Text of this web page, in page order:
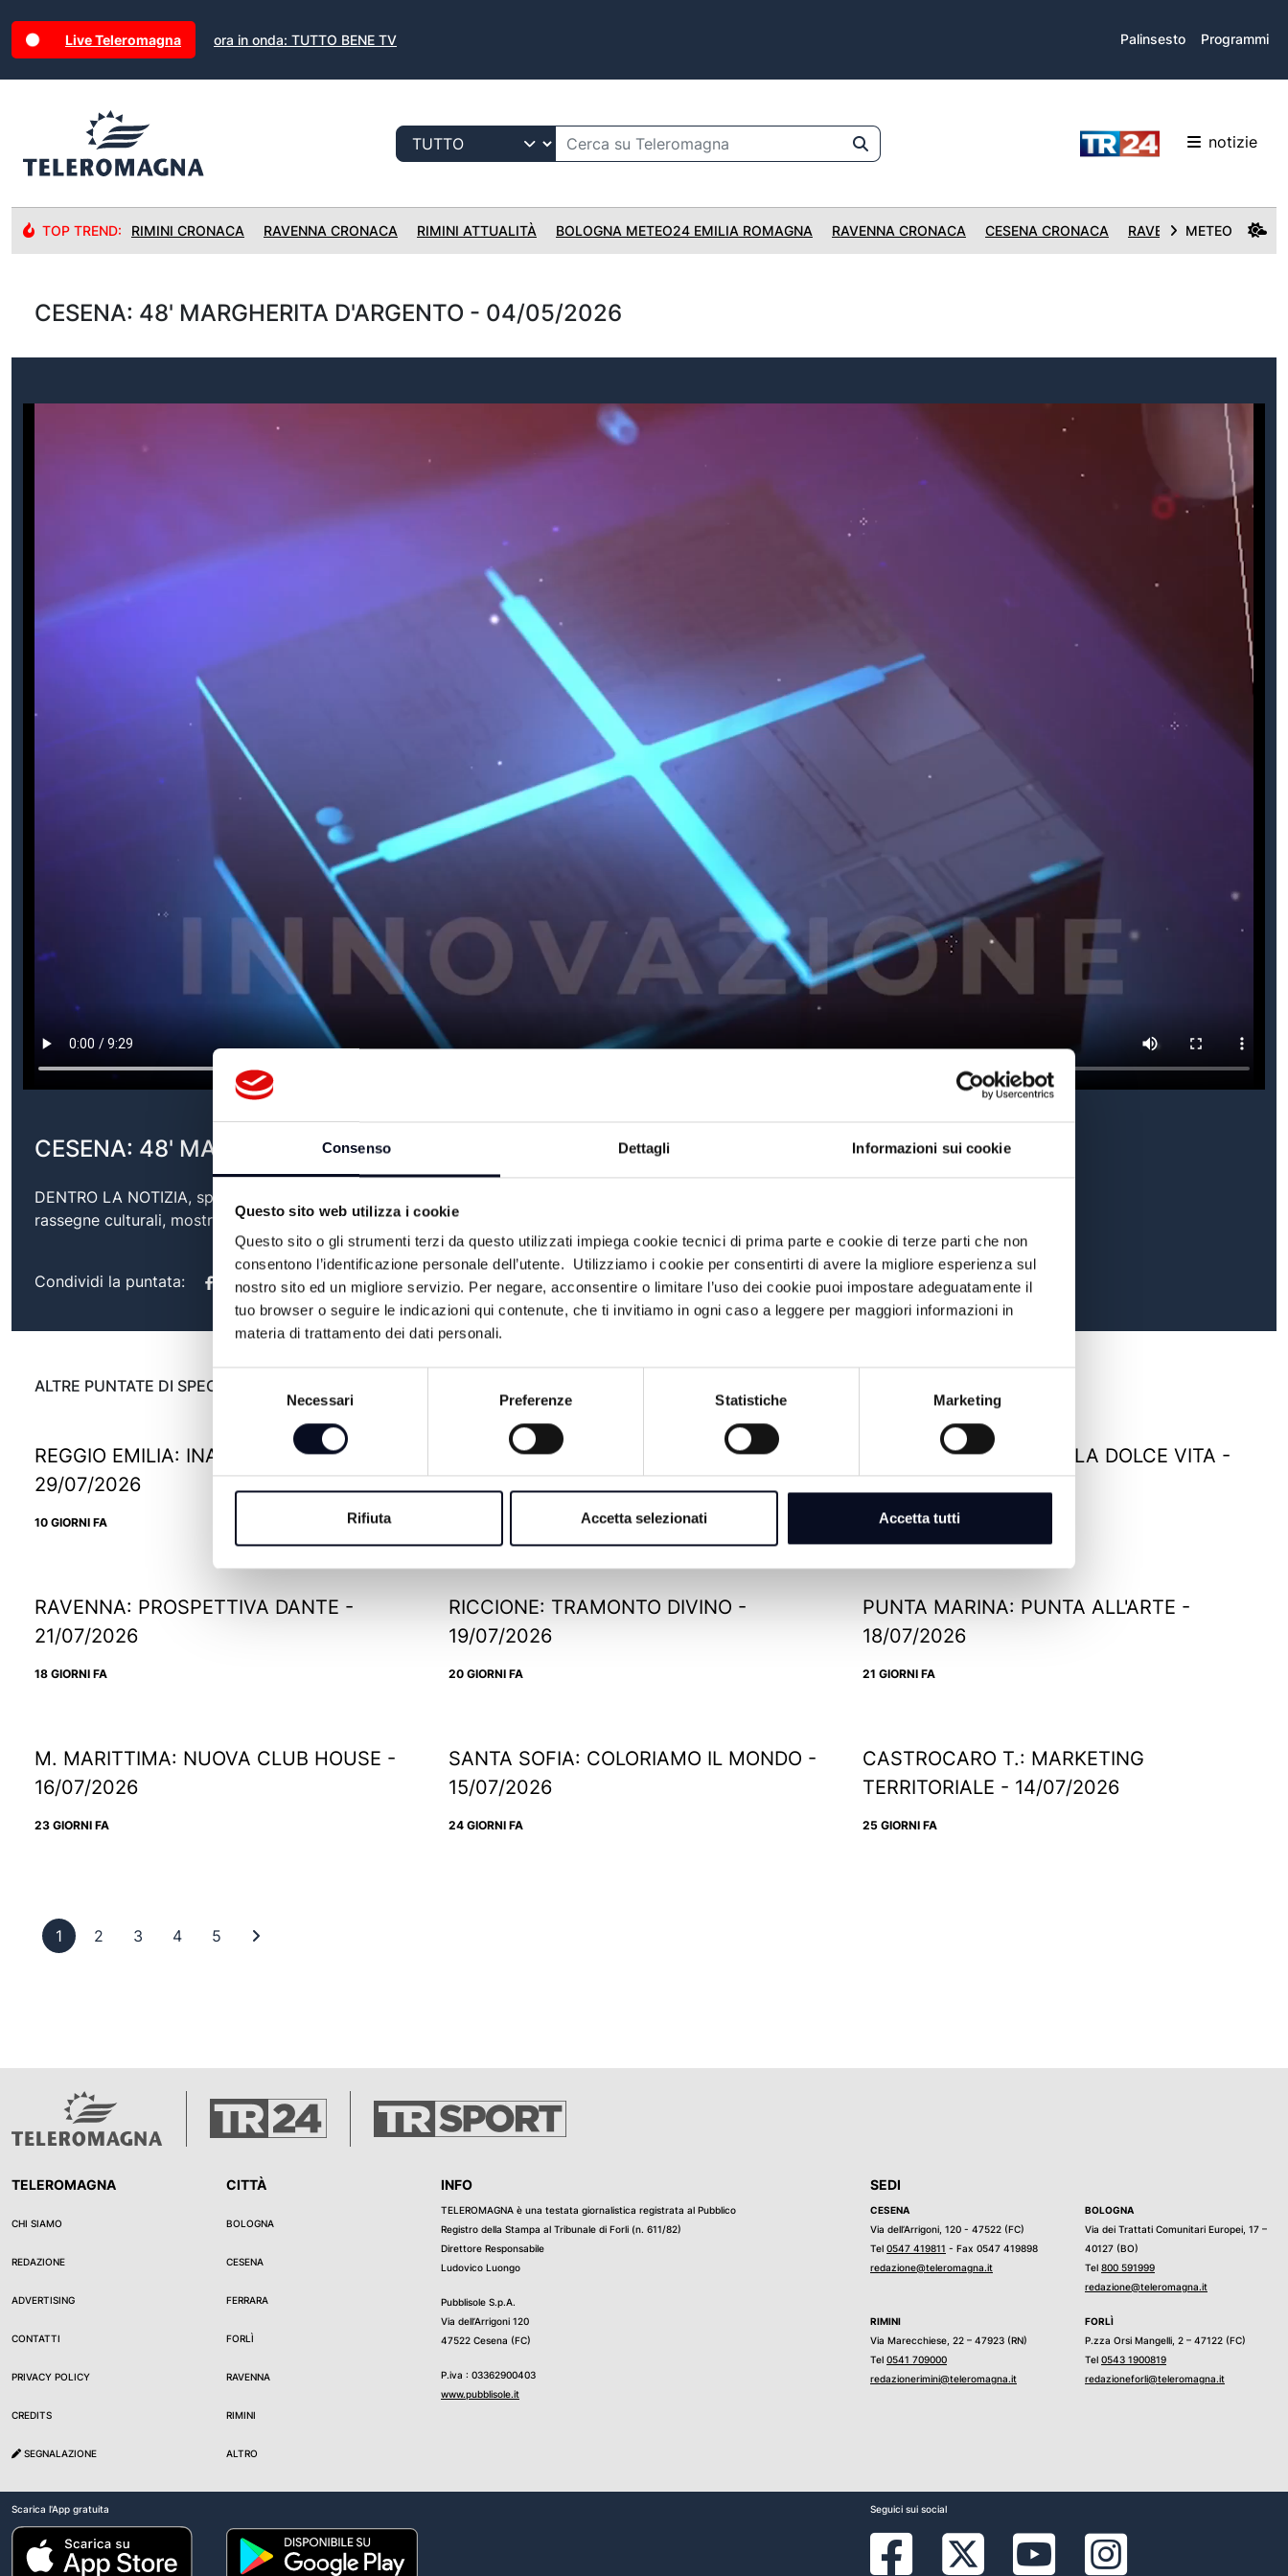
Consenso Dettagli Informazioni sui cookie
Questo sito web utilizza i cookie
Questo sito o gli strumenti terzi da questo utilizzati impiega cookie tecnici di prima parte e cookie di terze parti che non
consentono l’identificazione personale dell’utente. Utilizziamo i cookie per consentirti di avere la migliore esperienza sul
nostro sito ed un migliore servizio. Per negare, acconsentire o limitare l’uso dei cookie puoi impostare adeguatamente il
tuo browser o seguire le indicazioni qui contenute, che ti invitiamo in ogni caso a leggere per maggiori informazioni in
materia di trattamento dei dati personali.
Selezione
Necessari Preferenze Statistiche Marketing
Rifiuta Accetta selezionati Accetta tutti
Live Teleromagna ora in onda: TUTTO BENE TV Palinsesto Programmi
notizie
TOP TREND: RIMINI CRONACA RAVENNA CRONACA RIMINI ATTUALITÀ BOLOGNA METEO24 EMILIA ROMAGNA RAVENNA CRONACA CESENA CRONACA RAVENNA CRONACA
METEO
CESENA: 48' MARGHERITA D'ARGENTO - 04/05/2026
CESENA: 48' MARGHERITA D'ARGENTO - 04/05/2026
DENTRO LA NOTIZIA, speciale televisivo sull'’attualità made in Romagna. Servizi video su
rassegne culturali, mostre, eventi ma anche promozione del territorio e delle sue imprese.
Condividi la puntata:
ALTRE PUNTATE DI SPECIALE
REGGIO EMILIA: INAUGURA IKEA PAOP -
29/07/2026
10 GIORNI FA
ROMAGNA: L'ALGORITMO DELLA
RIMINI: TERRAZZA DELLA DOLCE VITA -
17 GIORNI FA
RAVENNA: PROSPETTIVA DANTE -
21/07/2026
18 GIORNI FA
RICCIONE: TRAMONTO DIVINO -
19/07/2026
20 GIORNI FA
PUNTA MARINA: PUNTA ALL'ARTE -
18/07/2026
21 GIORNI FA
M. MARITTIMA: NUOVA CLUB HOUSE -
16/07/2026
23 GIORNI FA
SANTA SOFIA: COLORIAMO IL MONDO -
15/07/2026
24 GIORNI FA
CASTROCARO T.: MARKETING
TERRITORIALE - 14/07/2026
25 GIORNI FA
1 Pagina 1
2 Pagina 2
3 Pagina 3
4Pagina 4
5 Pagina 5
TELEROMAGNA
CHI SIAMO
REDAZIONE
ADVERTISING
CONTATTI
PRIVACY POLICY
CREDITS
SEGNALAZIONE
CITTÀ
BOLOGNA
CESENA
FERRARA
FORLÌ
RAVENNA
RIMINI
ALTRO
INFO
TELEROMAGNA è una testata giornalistica registrata al Pubblico
Registro della Stampa al Tribunale di Forli (n. 611/82)
Direttore Responsabile
Ludovico Luongo
Pubblisole S.p.A.
Via dell’Arrigoni 120
47522 Cesena (FC)
P.iva : 03362900403
www.pubblisole.it
SEDI
CESENA
Via dell’Arrigoni, 120 - 47522 (FC)
Tel 0547 419811 - Fax 0547 419898
redazione@teleromagna.it
BOLOGNA
Via dei Trattati Comunitari Europei, 17 –
40127 (BO)
Tel 800 591999
redazione@teleromagna.it
RIMINI
Via Marecchiese, 22 – 47923 (RN)
Tel 0541 709000
redazionerimini@teleromagna.it
FORLÌ
P.zza Orsi Mangelli, 2 – 47122 (FC)
Tel 0543 1900819
redazioneforli@teleromagna.it
Scarica l'App gratuita Seguici sui social